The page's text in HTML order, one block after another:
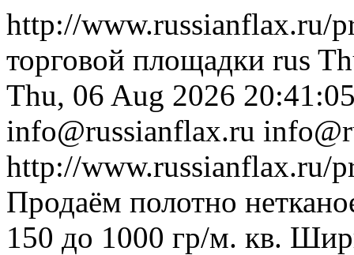
http://www.russianflax.ru/
торговой площадки rus
Thu, 06 Aug 2026
info@russianflax.ru
http://www.russianflax.ru/
Продаём полотно
150 до 1000 гр/м. кв.